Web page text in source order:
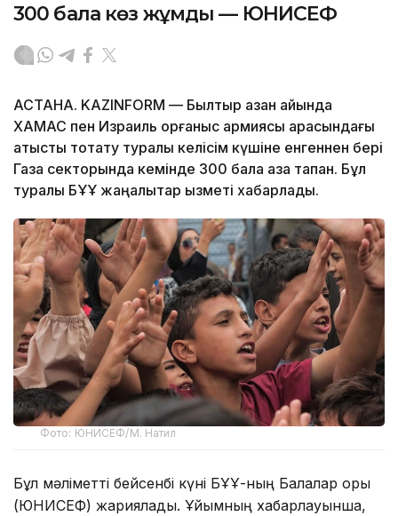
300 бала көз жұмды — ЮНИСЕФ
АСТАНА. KAZINFORM — Былтыр қазан айында
ХАМАС пен Израиль қорғаныс армиясы арасындағы
атысты тоқтату туралы келісім күшіне енгеннен бері
Газа секторында кемінде 300 бала қаза тапқан. Бұл
туралы БҰҰ жаңалықтар қызметі хабарлады.
Фото: ЮНИСЕФ/М. Натил
Бұл мәліметті бейсенбі күні БҰҰ-ның Балалар қоры
(ЮНИСЕФ) жариялады. Ұйымның хабарлауынша,